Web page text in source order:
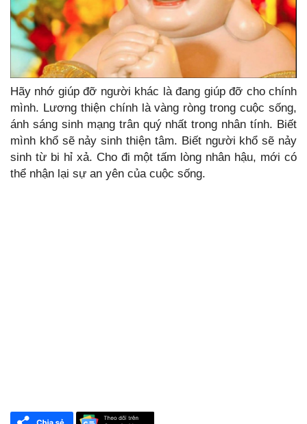
Hãy nhớ giúp đỡ người khác là đang giúp đỡ cho chính
mình. Lương thiện chính là vàng ròng trong cuộc sống,
ánh sáng sinh mạng trân quý nhất trong nhân tính. Biết
mình khổ sẽ nảy sinh thiện tâm. Biết người khổ sẽ nảy
sinh từ bi hỉ xả. Cho đi một tấm lòng nhân hậu, mới có
thể nhận lại sự an yên của cuộc sống.